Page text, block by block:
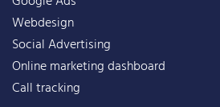
Webdesign
Social Advertising
Online marketing dashboard
Call tracking